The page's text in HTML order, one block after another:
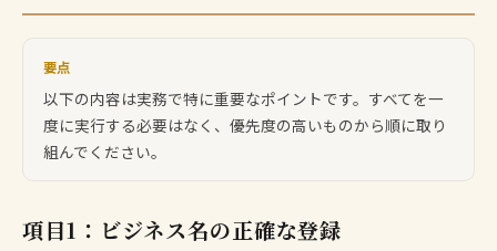
要点
以下の内容は実務で特に重要なポイントです。すべてを一
度に実行する必要はなく、優先度の高いものから順に取り
組んでください。
項目1：ビジネス名の正確な登録